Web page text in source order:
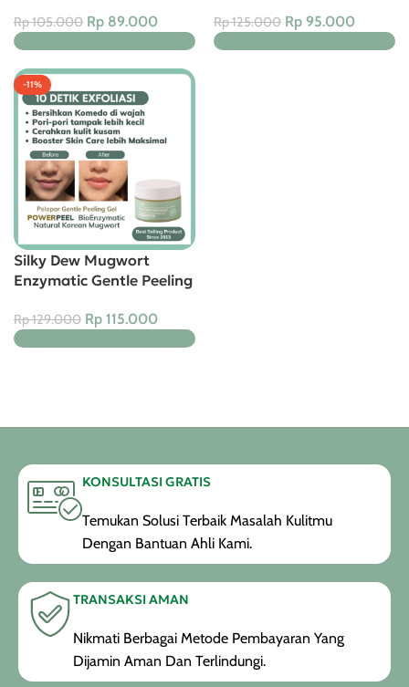
Moisturizer
Rp105.000 Rp 89.000 Rp125.000 Rp 95.000
-11%
Silky Dew Mugwort
Enzymatic Gentle Peeling
Rp129.000 Rp 115.000
KONSULTASI GRATIS
Temukan Solusi Terbaik Masalah Kulitmu
Dengan Bantuan Ahli Kami.
TRANSAKSI AMAN
Nikmati Berbagai Metode Pembayaran Yang
Dijamin Aman Dan Terlindungi.